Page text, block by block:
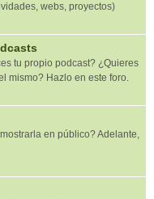
webs, proyectos)
tu propio podcast? ¿Quieres
mismo? Hazlo en este foro.
en público? Adelante,